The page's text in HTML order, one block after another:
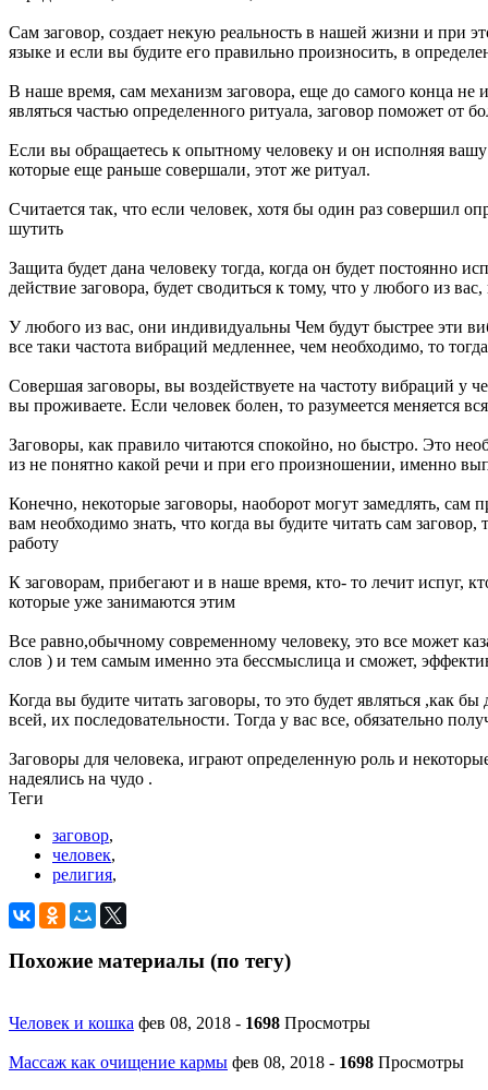
Сам заговор, создает некую реальность в нашей жизни и при
языке и если вы будите его правильно произносить, в
В наше время, сам механизм заговора, еще до самого конца не
являться частью определенного ритуала, заговор поможет от
Если вы обращаетесь к опытному человеку и он исполняя
которые еще раньше совершали, этот же ритуал.
Считается так, что если человек, хотя бы один раз совершил
шутить
Защита будет дана человеку тогда, когда он будет постоянно
действие заговора, будет сводиться к тому, что у любого из
У любого из вас, они индивидуальны Чем будут быстрее эти
все таки частота вибраций медленнее, чем необходимо, то
Совершая заговоры, вы воздействуете на частоту вибраций у
вы проживаете. Если человек болен, то разумеется меняется
Заговоры, как правило читаются спокойно, но быстро. Это
из не понятно какой речи и при его произношении, именно
Конечно, некоторые заговоры, наоборот могут замедлять, сам
вам необходимо знать, что когда вы будите читать сам
работу
К заговорам, прибегают и в наше время, кто- то лечит испуг,
которые уже занимаются этим
Все равно,обычному современному человеку, это все может
слов ) и тем самым именно эта бессмыслица и сможет,
Когда вы будите читать заговоры, то это будет являться ,как
всей, их последовательности. Тогда у вас все, обязательно
Заговоры для человека, играют определенную роль и
надеялись на чудо .
Теги
заговор,
человек,
религия,
Похожие материалы (по тегу)
Человек и кошка фев 08, 2018 - 1698 Просмотры
Массаж как очищение кармы фев 08, 2018 - 1698 Просмотры